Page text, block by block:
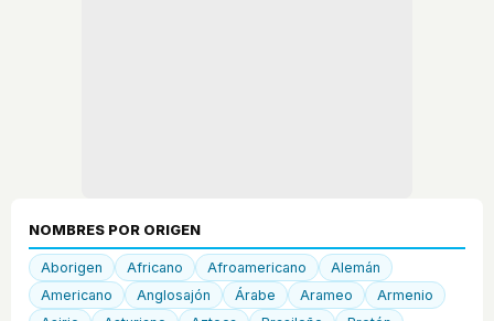
NOMBRES POR ORIGEN
Aborigen Africano Afroamericano
Alemán
Americano
Anglosajón Árabe Arameo
Armenio